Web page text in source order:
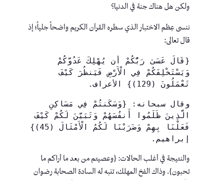
ولكن هل هناك جنة في الدنيا؟
ننسى عِظم الاختبار الذي سطره القرآن الكريم واضحاً جلياً؛ إذ
قال تعالى:
وَيَسْتَخْلِفَكُمْ فِي الْأَرْضِ فَيَنظُرَ كَيْفَ
تَعْمَلُونَ (129)} الأعراف.
وقال سبحانه: {وَسَكَنتُمْ فِي مَسَاكِنِ
الَّذِينَ ظَلَمُوا أَنفُسَهُمْ وَتَبَيَّنَ لَكُمْ كَيْفَ
إبراهيم.
والنتيجة في أغلب الحالات: {وعصيتم من بعد ما أراكم ما
تحبون}. وذاك الفخ المهلك، تنبه له السادة الصحابة رضوان